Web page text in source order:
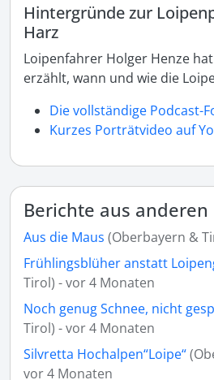
Hintergründe zur
Harz
Loipenfahrer Holger Henze
erzählt, wann und wie die
Die vollständige Podcast-
Kurzes Porträtvideo auf
Berichte aus anderen
Aus die Maus (Oberbayern &
Frühlingsblüher anstatt
Tirol) - vor 4 Monaten
Noch genug Schnee, nicht
Tirol) - vor 4 Monaten
Silvretta Hochalpen“Loipe“
vor 4 Monaten